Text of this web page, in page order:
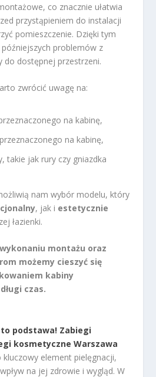
co znacznie ułatwia
przystąpieniem do instalacji
pomieszczenie. Dzięki tym
późniejszych problemów z
do dostępnej przestrzeni.
zwrócić uwagę na:
na kabinę,
na kabinę,
takie jak rury czy gniazdka
nam wybór modelu, który
, jak i estetycznie
łazienki.
montażu oraz
możemy cieszyć się
kabiny
czas.
podstawa! Zabiegi
kosmetyczne Warszawa
element pielęgnacji,
na jej zdrowie i wygląd. W